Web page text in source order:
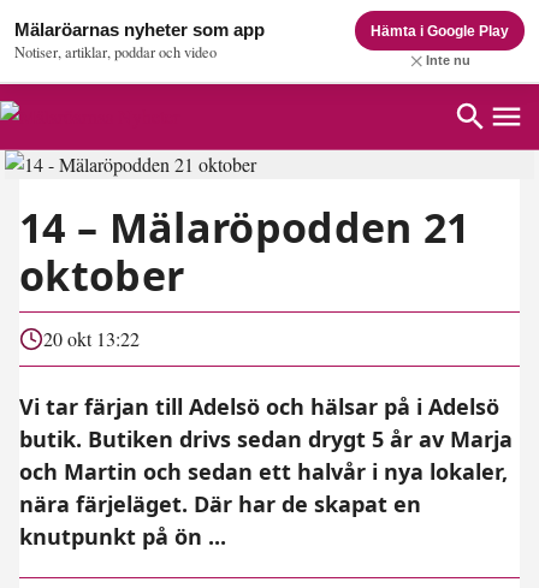
Mälaröarnas nyheter som app
Notiser, artiklar, poddar och video
Hämta i Google Play
Inte nu
14 – Mälaröpodden 21
oktober
20 okt 13:22
Vi tar färjan till Adelsö och hälsar på i Adelsö
butik. Butiken drivs sedan drygt 5 år av Marja
och Martin och sedan ett halvår i nya lokaler,
nära färjeläget. Där har de skapat en
knutpunkt på ön ...